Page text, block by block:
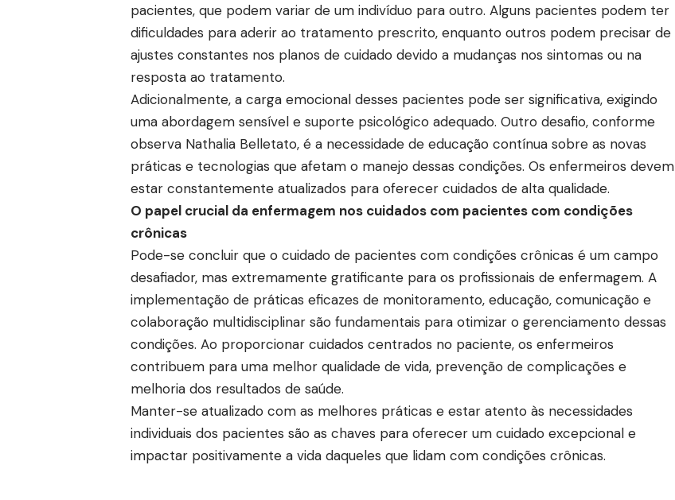
pacientes, que podem variar de um indivíduo para outro. Alguns pacientes podem ter
dificuldades para aderir ao tratamento prescrito, enquanto outros podem precisar de
ajustes constantes nos planos de cuidado devido a mudanças nos sintomas ou na
resposta ao tratamento.
Adicionalmente, a carga emocional desses pacientes pode ser significativa, exigindo
uma abordagem sensível e suporte psicológico adequado. Outro desafio, conforme
observa Nathalia Belletato, é a necessidade de educação contínua sobre as novas
práticas e tecnologias que afetam o manejo dessas condições. Os enfermeiros devem
estar constantemente atualizados para oferecer cuidados de alta qualidade.
O papel crucial da enfermagem nos cuidados com pacientes com condições
crônicas
Pode-se concluir que o cuidado de pacientes com condições crônicas é um campo
desafiador, mas extremamente gratificante para os profissionais de enfermagem. A
implementação de práticas eficazes de monitoramento, educação, comunicação e
colaboração multidisciplinar são fundamentais para otimizar o gerenciamento dessas
condições. Ao proporcionar cuidados centrados no paciente, os enfermeiros
contribuem para uma melhor qualidade de vida, prevenção de complicações e
melhoria dos resultados de saúde.
Manter-se atualizado com as melhores práticas e estar atento às necessidades
individuais dos pacientes são as chaves para oferecer um cuidado excepcional e
impactar positivamente a vida daqueles que lidam com condições crônicas.